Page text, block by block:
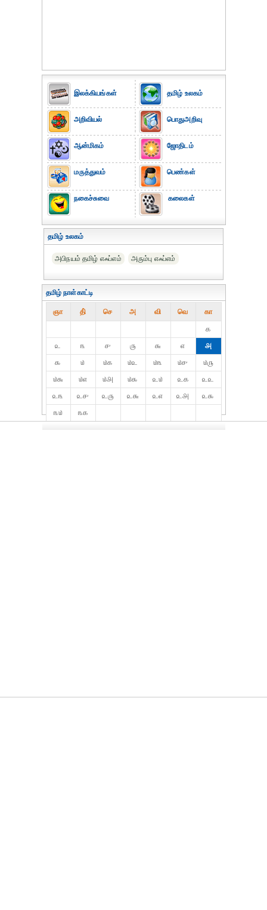
இலக்கியங்கள்
அறிவியல்
ஆன்மிகம்
மருத்துவம்
நகைச்சுவை
தமிழ் உலகம்
பொதுஅறிவு
ஜோதிடம்
பெண்கள்
கலைகள்
தமிழ் உலகம்
அபிநயம் தமிழ் எஃப்எம் அரும்பு எஃப்எம்
தமிழ் நாள்காட்டி
ஞா தி் செ அ வி வெ கா
௧
௨
௩ ௪ ௫ ௬ ௭
௮
௯
௰ ௰௧ ௰௨ ௰௩ ௰௪
௰௫
௰௬
௰௭ ௰௮ ௰௯ ௨௰ ௨௧
௨௨
௨௩
௨௪ ௨௫ ௨௬ ௨௭ ௨௮
௨௯
௩௰
௩௧